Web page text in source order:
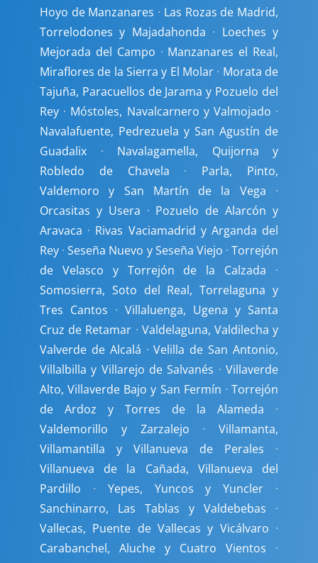
Hoyo de Manzanares · Las Rozas de Madrid,
Torrelodones y Majadahonda · Loeches y
Mejorada del Campo · Manzanares el Real,
Miraflores de la Sierra y El Molar · Morata de
Tajuña, Paracuellos de Jarama y Pozuelo del
Rey · Móstoles, Navalcarnero y Valmojado ·
Navalafuente, Pedrezuela y San Agustín de
Guadalix · Navalagamella, Quijorna y
Robledo de Chavela · Parla, Pinto,
Valdemoro y San Martín de la Vega ·
Orcasitas y Usera · Pozuelo de Alarcón y
Aravaca · Rivas Vaciamadrid y Arganda del
Rey ·Seseña Nuevo y Seseña Viejo · Torrejón
de Velasco y Torrejón de la Calzada ·
Somosierra, Soto del Real, Torrelaguna y
Tres Cantos · Villaluenga, Ugena y Santa
Cruz de Retamar · Valdelaguna, Valdilecha y
Valverde de Alcalá ·Velilla de San Antonio,
Villalbilla y Villarejo de Salvanés ·Villaverde
Alto, Villaverde Bajo y San Fermín ·Torrejón
de Ardoz y Torres de la Alameda ·
Valdemorillo y Zarzalejo · Villamanta,
Villamantilla y Villanueva de Perales ·
Villanueva de la Cañada, Villanueva del
Pardillo · Yepes, Yuncos y Yuncler ·
Sanchinarro, Las Tablas y Valdebebas ·
Vallecas, Puente de Vallecas y Vicálvaro ·
Carabanchel, Aluche y Cuatro Vientos ·